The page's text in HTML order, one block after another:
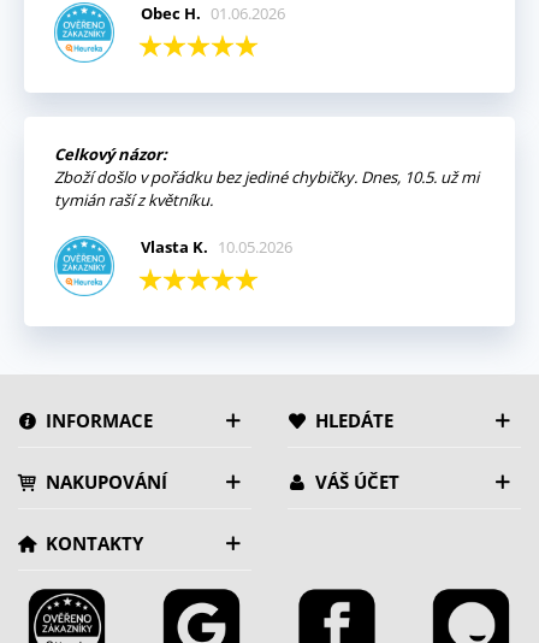
Obec H. 01.06.2026
Celkový názor:
Zboží došlo v pořádku bez jediné chybičky. Dnes, 10.5. už mi
tymián raší z květníku.
Vlasta K. 10.05.2026
INFORMACE HLEDÁTE
NAKUPOVÁNÍ VÁŠ ÚČET
KONTAKTY